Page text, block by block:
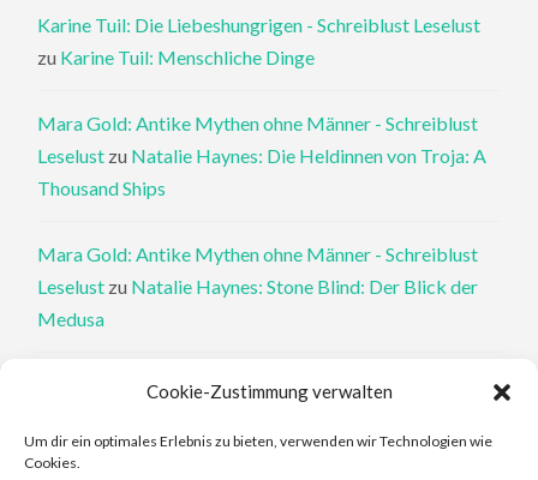
Cookie-Zustimmung verwalten
Um dir ein optimales Erlebnis zu bieten, verwenden wir Technologien wie
Cookies.
Karine Tuil: Die Liebeshungrigen - Schreiblust Leselust
zu Karine Tuil: Menschliche Dinge
Mara Gold: Antike Mythen ohne Männer - Schreiblust
Leselust zu Natalie Haynes: Die Heldinnen von Troja: A
Thousand Ships
Mara Gold: Antike Mythen ohne Männer - Schreiblust
Leselust zu Natalie Haynes: Stone Blind: Der Blick der
Medusa
Philippa Perry: Die Therapeutin und ihre Mörder: Dr. Pat
Philippa Perry: Das Buch, von dem du dir wünschst, deine